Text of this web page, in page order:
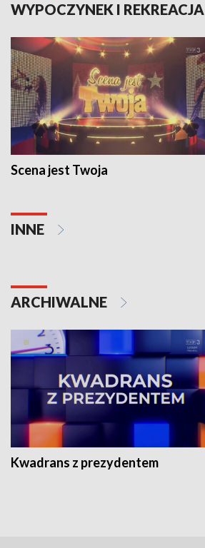
WYPOCZYNEK I REKREACJA
Scena jest Twoja
INNE
ARCHIWALNE
Kwadrans z prezydentem